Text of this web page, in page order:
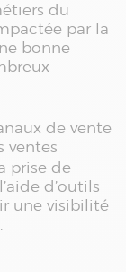
du
par la
bonne
de vente
ventes
prise de
d’outils
une visibilité